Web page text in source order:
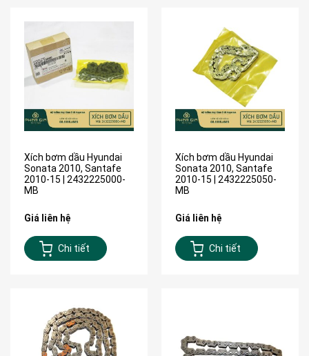
Xích bơm dầu Hyundai
Sonata 2010, Santafe
2010-15 | 2432225000-
MB
Giá liên hệ
Chi tiết
Xích bơm dầu Hyundai
Sonata 2010, Santafe
2010-15 | 2432225050-
MB
Giá liên hệ
Chi tiết